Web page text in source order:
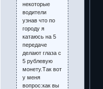
некоторые
водители
узнав что по
городу я
катаюсь на 5
передаче
делают глаза с
5 рублевую
монету.Так вот
у меня
вопрос:как вы